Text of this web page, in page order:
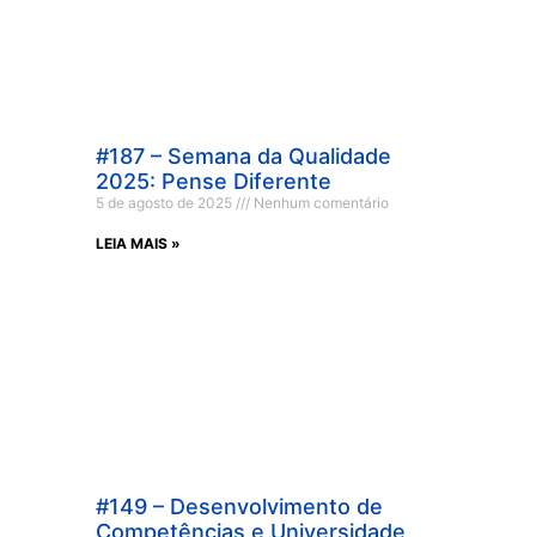
#187 – Semana da Qualidade
2025: Pense Diferente
5 de agosto de 2025 Nenhum comentário
LEIA MAIS »
#149 – Desenvolvimento de
Competências e Universidade